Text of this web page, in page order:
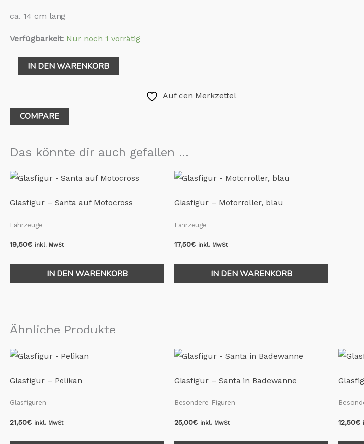
ca. 14 cm lang
Verfügbarkeit: Nur noch 1 vorrätig
IN DEN WARENKORB
Auf den Merkzettel
COMPARE
Das könnte dir auch gefallen …
Glasfigur – Santa auf Motocross
Fahrzeuge
19,50€ inkl. MwSt
IN DEN WARENKORB
Glasfigur – Motorroller, blau
Fahrzeuge
17,50€ inkl. MwSt
IN DEN WARENKORB
Ähnliche Produkte
Glasfigur – Pelikan
Glasfiguren
21,50€ inkl. MwSt
Glasfigur – Santa in Badewanne
Besondere Figuren
25,00€ inkl. MwSt 12,50€